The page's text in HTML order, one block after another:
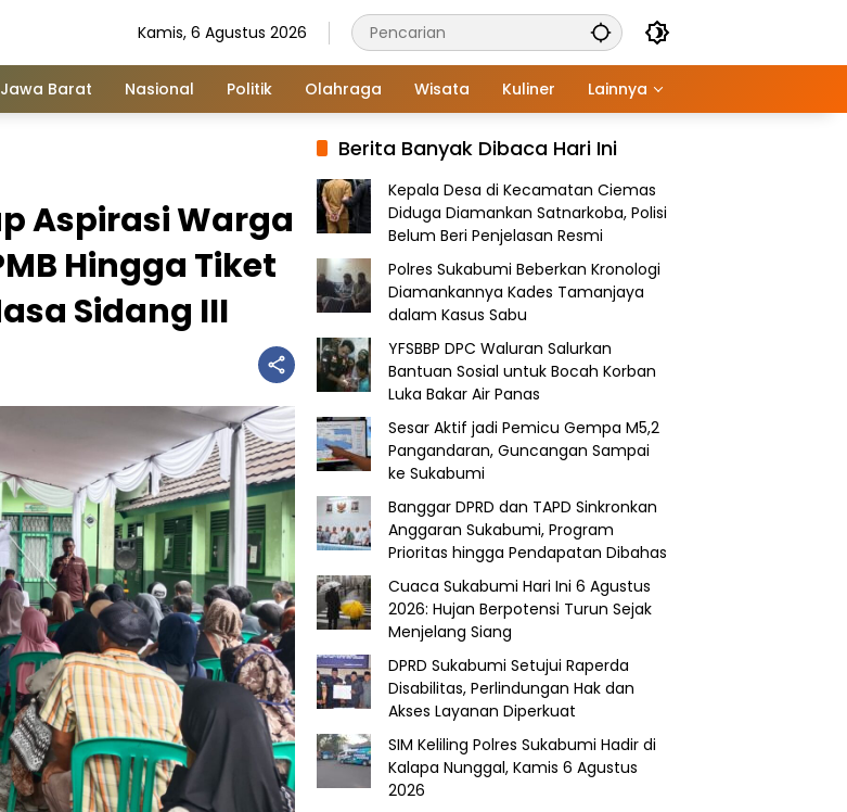
Kamis, 6 Agustus 2026
Jawa Barat Nasional Politik Olahraga Wisata Kuliner Lainnya
Aspirasi Warga
Hingga Tiket
Sidang III
Berita Banyak Dibaca Hari Ini
Kepala Desa di Kecamatan Ciemas
Diduga Diamankan Satnarkoba, Polisi
Belum Beri Penjelasan Resmi
Polres Sukabumi Beberkan Kronologi
Diamankannya Kades Tamanjaya
dalam Kasus Sabu
YFSBBP DPC Waluran Salurkan
Bantuan Sosial untuk Bocah Korban
Luka Bakar Air Panas
Sesar Aktif jadi Pemicu Gempa M5,2
Pangandaran, Guncangan Sampai
ke Sukabumi
Banggar DPRD dan TAPD Sinkronkan
Anggaran Sukabumi, Program
Prioritas hingga Pendapatan Dibahas
Cuaca Sukabumi Hari Ini 6 Agustus
2026: Hujan Berpotensi Turun Sejak
Menjelang Siang
DPRD Sukabumi Setujui Raperda
Disabilitas, Perlindungan Hak dan
Akses Layanan Diperkuat
SIM Keliling Polres Sukabumi Hadir di
Kalapa Nunggal, Kamis 6 Agustus
2026